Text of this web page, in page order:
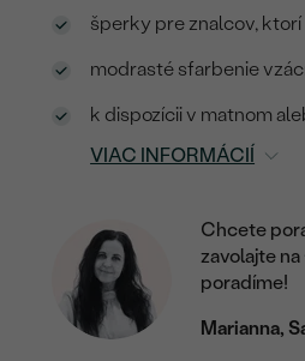
šperky pre znalcov,
modrasté sfarbenie
k dispozícii v matnom
VIAC INFORMÁCIÍ
Chcete
zavolajte na
poradíme!
Marianna,